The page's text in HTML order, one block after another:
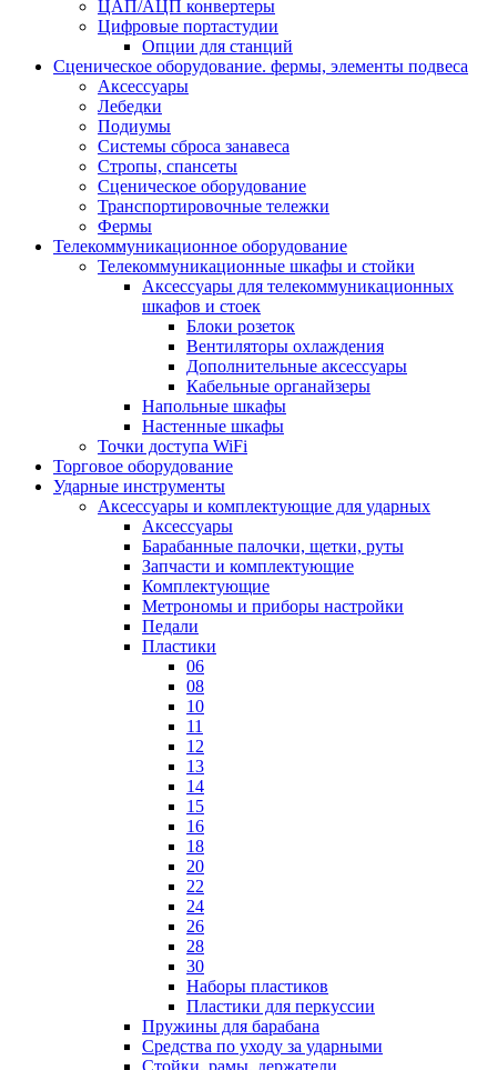
ЦАП/АЦП конвертеры
Цифровые портастудии
Опции для станций
Сценическое оборудование. фермы, элементы подвеса
Аксессуары
Лебедки
Подиумы
Системы сброса занавеса
Стропы, спансеты
Сценическое оборудование
Транспортировочные тележки
Фермы
Телекоммуникационное оборудование
Телекоммуникационные шкафы и стойки
Аксессуары для телекоммуникационных
шкафов и стоек
Блоки розеток
Вентиляторы охлаждения
Дополнительные аксессуары
Кабельные органайзеры
Напольные шкафы
Настенные шкафы
Точки доступа WiFi
Торговое оборудование
Ударные инструменты
Аксессуары и комплектующие для ударных
Аксессуары
Барабанные палочки, щетки, руты
Запчасти и комплектующие
Комплектующие
Метрономы и приборы настройки
Педали
Пластики
06
08
10
11
12
13
14
15
16
18
20
22
24
26
28
30
Наборы пластиков
Пластики для перкуссии
Пружины для барабана
Средства по уходу за ударными
Стойки, рамы, держатели